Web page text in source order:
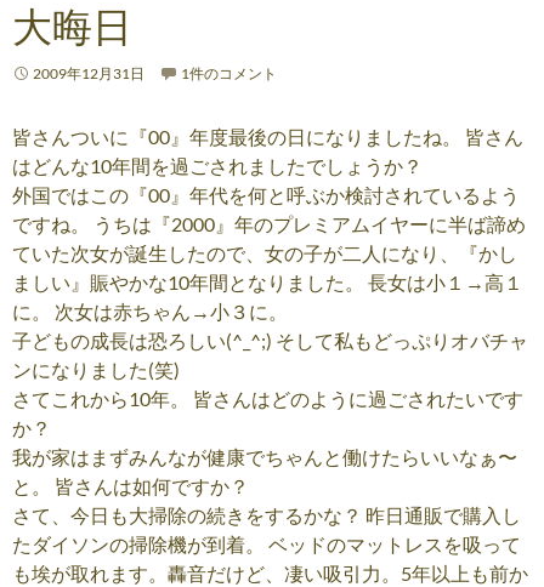
プ
大晦日
2009年12月31日 1件のコメント
皆さんついに『00』年度最後の日になりましたね。 皆さん
はどんな10年間を過ごされましたでしょうか？
外国ではこの『00』年代を何と呼ぶか検討されているよう
ですね。 うちは『2000』年のプレミアムイヤーに半ば諦め
ていた次女が誕生したので、女の子が二人になり、『かし
ましい』賑やかな10年間となりました。 長女は小１→高１
に。 次女は赤ちゃん→小３に。
子どもの成長は恐ろしい(^_^;) そして私もどっぷりオバチャ
ンになりました(笑)
さてこれから10年。 皆さんはどのように過ごされたいです
か？
我が家はまずみんなが健康でちゃんと働けたらいいなぁ〜
と。 皆さんは如何ですか？
さて、今日も大掃除の続きをするかな？ 昨日通販で購入し
たダイソンの掃除機が到着。 ベッドのマットレスを吸って
も埃が取れます。轟音だけど、凄い吸引力。5年以上も前か